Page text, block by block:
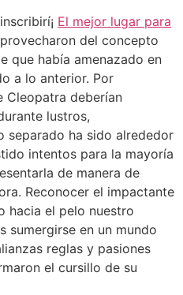
El mejor lugar para
del concepto
que había amenazado en
a lo anterior. Por
Cleopatra deberían
lustros,
separado ha sido alrededor
intentos para la mayoría
de manera de
Reconocer el impactante
hacia el pelo nuestro
sumergirse en un mundo
reglas y pasiones
el cursillo de su